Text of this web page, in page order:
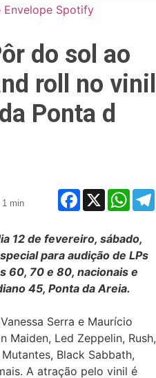
Envelope Spotify
do sol ao
roll no vinil
Ponta d
1 min
Facebook
X
12 de fevereiro, sábado,
para audição de LPs
60, 70 e 80, nacionais e
45, Ponta da Areia.
Serra e Maurício
Maiden, Led Zeppelin, Rush,
Black Sabbath,
A atração pelo vinil é